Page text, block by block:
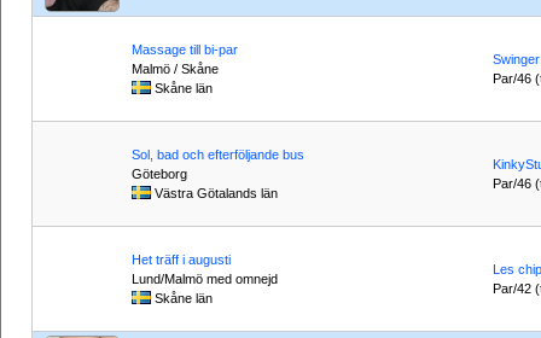
Massage till bi-par
Malmö / Skåne
Skåne län
Par/46
Sol, bad och efterföljande bus
Göteborg
Västra Götalands län
Par/46
Het träff i augusti
Lund/Malmö med omnejd
Skåne län
Les
Par/42